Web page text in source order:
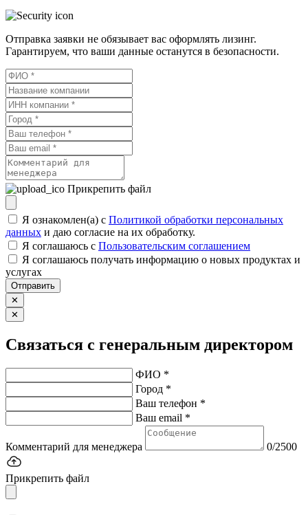
Отправка заявки не обязывает вас оформлять лизинг.
Гарантируем, что ваши данные останутся в безопасности.
Прикрепить файл
Я ознакомлен(а) с Политикой обработки персональных
данных и даю согласие на их обработку.
Я соглашаюсь c Пользовательским соглашением
Я соглашаюсь получать информацию о новых продуктах и
услугах
Отправить
✕
✕
Связаться с генеральным директором
ФИО *
Город *
Ваш телефон *
Ваш email *
Комментарий для менеджера 0/2500
Прикрепить файл